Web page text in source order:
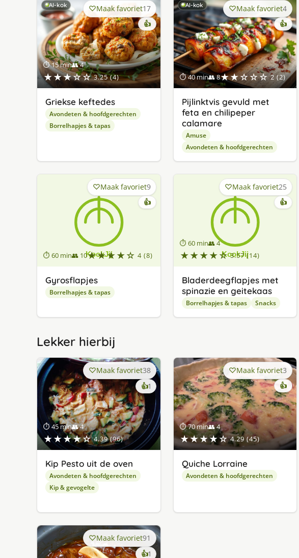
AI-kok
⏱ 15 min👥 4
★★★☆☆ 3.25 (4)
Maak favoriet17
👍
Griekse keftedes
Avondeten & hoofdgerechten
Borrelhapjes & tapas
AI-kok
⏱ 40 min👥 8★★☆☆☆ 2 (2)
Maak favoriet4
👍
Pijlinktvis gevuld met
feta en chilipeper
calamare
Amuse
Avondeten & hoofdgerechten
⏱ 60 min👥 10★★★★☆ 4 (8)
Maak favoriet9
👍
Gyrosflapjes
Borrelhapjes & tapas
⏱ 60 min👥 4
★★★★☆ 3.57 (14)
Maak favoriet25
👍
Bladerdeegflapjes met
spinazie en geitekaas
Borrelhapjes & tapas Snacks
Lekker hierbij
⏱ 45 min👥 4
★★★★☆ 4.39 (96)
Maak favoriet38
👍1keer
lekker
gevonden
Kip Pesto uit de oven
Avondeten & hoofdgerechten
Kip & gevogelte
⏱ 70 min👥 4
★★★★☆ 4.29 (45)
Maak favoriet3
👍
Quiche Lorraine
Avondeten & hoofdgerechten
Maak favoriet91
👍1keer